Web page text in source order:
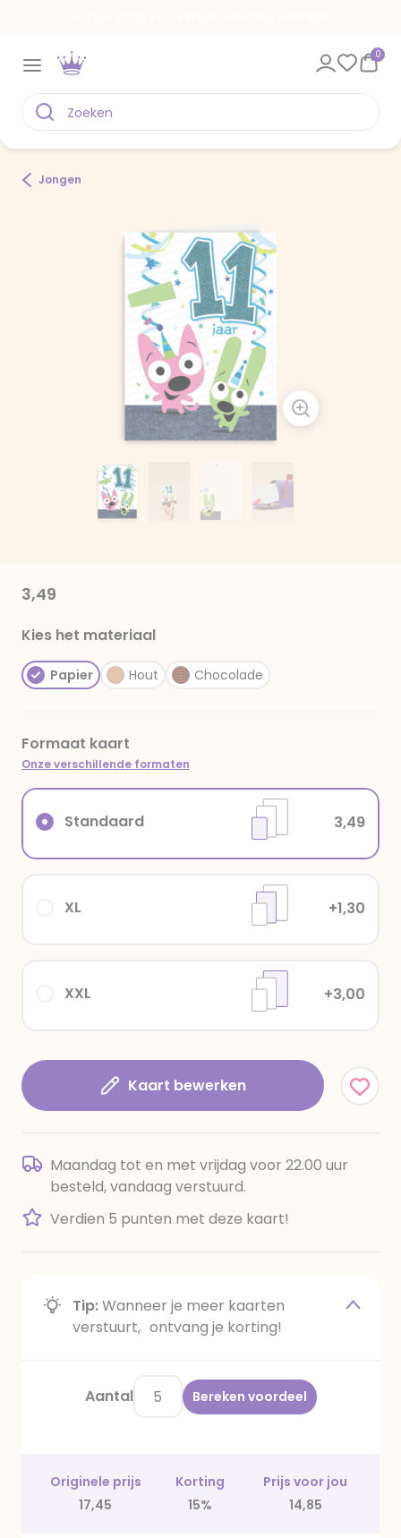
0
Jongen
3,49
Kies het materiaal
Papier Hout Chocolade
Formaat kaart
Onze verschillende formaten
XXL +3,00
XL +1,30
Standaard 3,49
Kaart bewerken
Maandag tot en met vrijdag voor 22.00 uur
besteld, vandaag verstuurd.
Verdien 5 punten met deze kaart!
Tip:Wanneer je meer kaarten
verstuurt, ontvang je korting!
Aantal Bereken voordeel
Originele prijs Korting
Prijs voor jou
17,45
15% 14,85